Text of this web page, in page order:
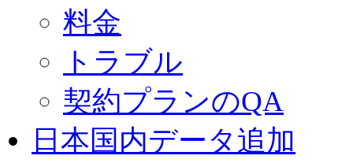
料金
トラブル
契約プランのQA
日本国内データ追加